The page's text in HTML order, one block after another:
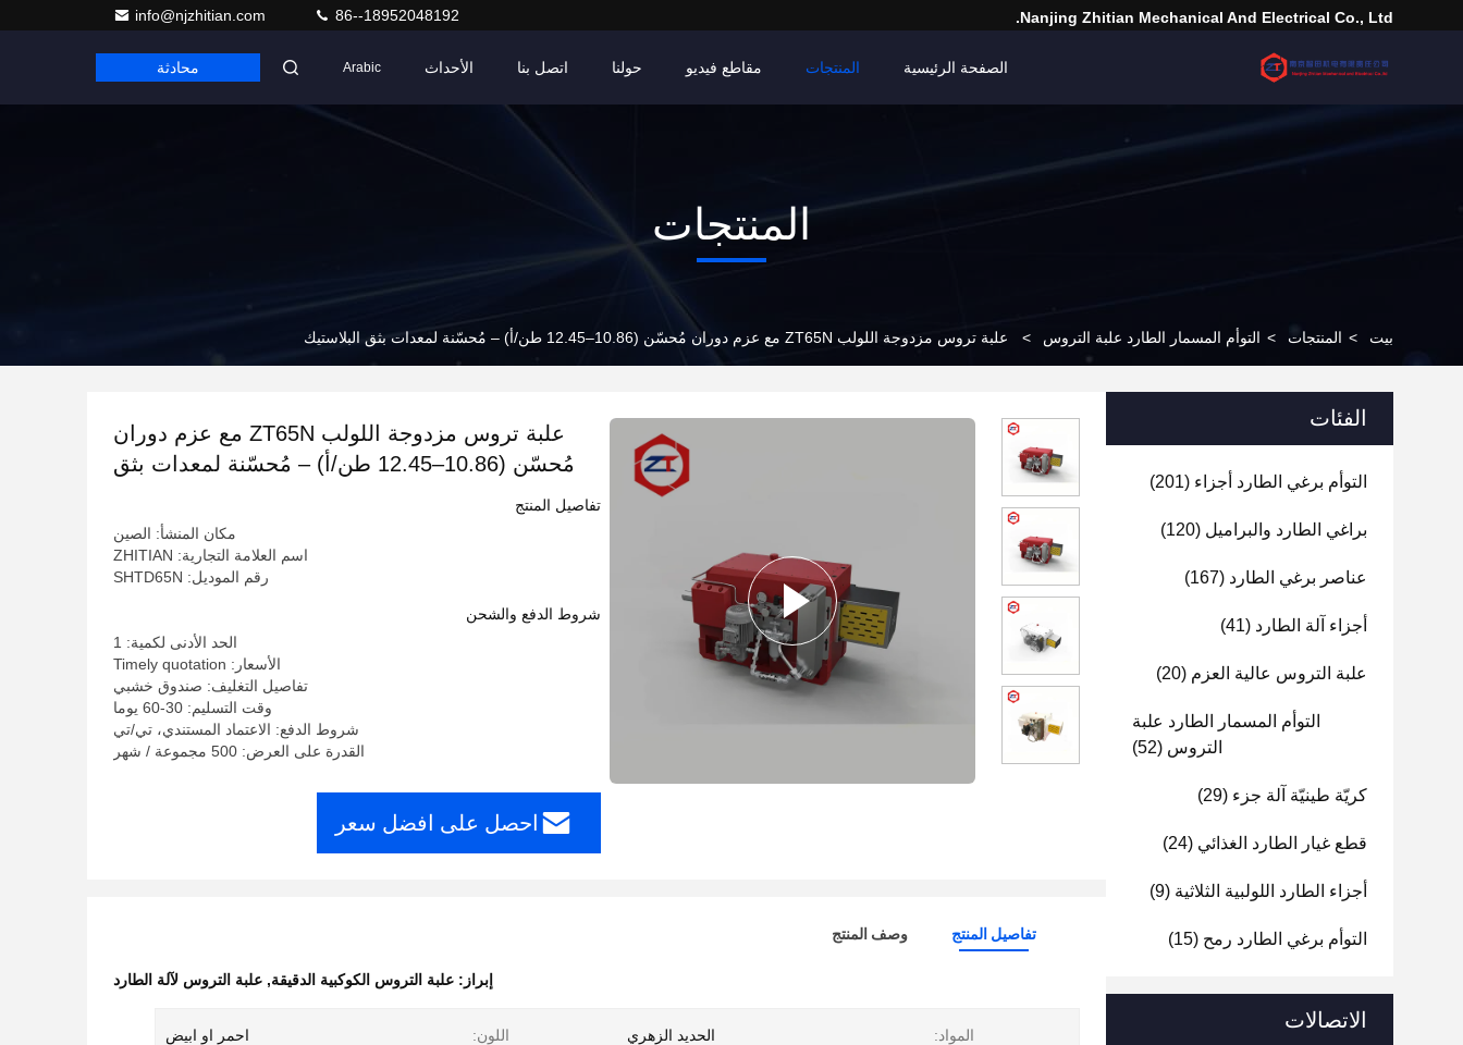
Nanjing Zhitian Mechanical And Electrical Co., Ltd.
info@njzhitian.com 86--18952048192
الصفحة الرئيسية المنتجات مقاطع فيديو حولنا اتصل بنا الأحداث Arabic محادثة
المنتجات
بيت > المنتجات > التوأم المسمار الطارد علبة التروس > علبة تروس مزدوجة اللولب ZT65N مع عزم دوران مُحسّن (10.86–12.45 طن/أ) – مُحسّنة لمعدات بثق البلاستيك
الفئات
التوأم برغي الطارد أجزاء (201)
براغي الطارد والبراميل (120)
عناصر برغي الطارد (167)
أجزاء آلة الطارد (41)
علبة التروس عالية العزم (20)
التوأم المسمار الطارد علبة
التروس (52)
كريّة طينيّة آلة جزء (29)
قطع غيار الطارد الغذائي (24)
أجزاء الطارد اللولبية الثلاثية (9)
التوأم برغي الطارد رمح (15)
الاتصالات
علبة تروس مزدوجة اللولب ZT65N مع عزم دوران
مُحسّن (10.86–12.45 طن/أ) – مُحسّنة لمعدات بثق
تفاصيل المنتج
مكان المنشأ: الصين
اسم العلامة التجارية: ZHITIAN
رقم الموديل: SHTD65N
شروط الدفع والشحن
الحد الأدنى لكمية: 1
الأسعار: Timely quotation
تفاصيل التغليف: صندوق خشبي
وقت التسليم: 30-60 يوما
شروط الدفع: الاعتماد المستندي، تي/تي
القدرة على العرض: 500 مجموعة / شهر
احصل على افضل سعر
تفاصيل المنتج وصف المنتج
إبراز: علبة التروس الكوكبية الدقيقة, علبة التروس لآلة الطارد
المواد: الحديد الزهري اللون: احمر او ابيض